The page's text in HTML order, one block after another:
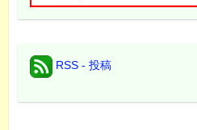
RSS - 投稿